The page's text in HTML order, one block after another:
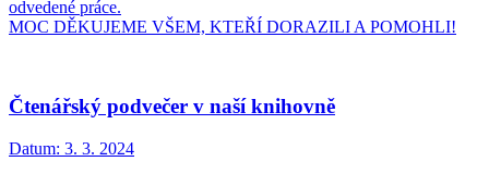
odvedené práce.
MOC DĚKUJEME VŠEM, KTEŘÍ DORAZILI A POMOHLI!
Čtenářský podvečer v naší knihovně
Datum: 3. 3. 2024